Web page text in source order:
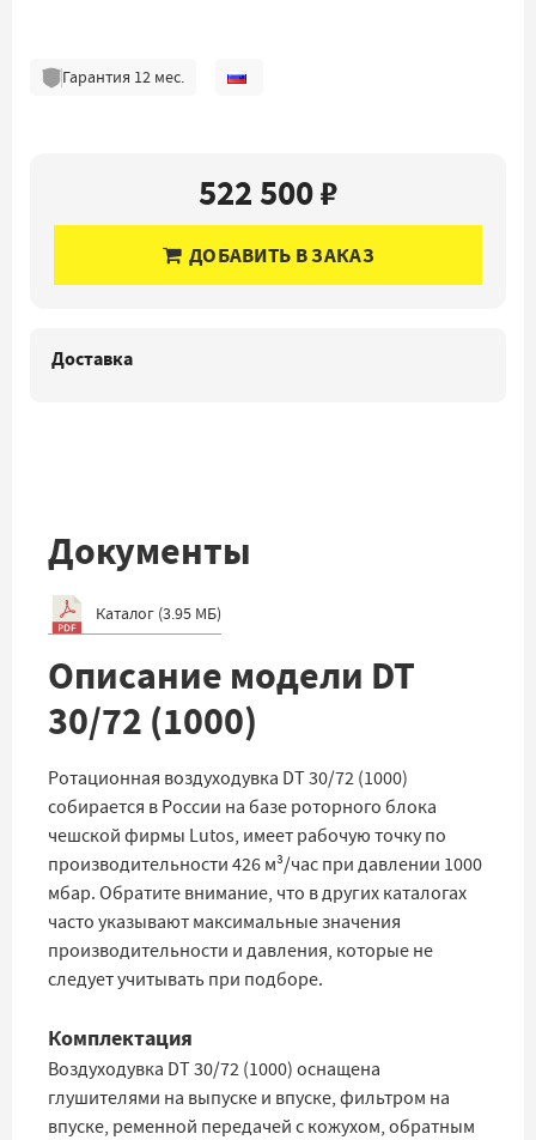
Гарантия 12мес.
522 500 ₽
ДОБАВИТЬ В ЗАКАЗ
Доставка
Документы
Каталог (3.95 МБ)
Описание модели DT
30/72 (1000)
Ротационная воздуходувка DT 30/72 (1000)
собирается в России на базе роторного блока
чешской фирмы Lutos, имеет рабочую точку по
производительности 426 м³/час при давлении 1000
мбар. Обратите внимание, что в других каталогах
часто указывают максимальные значения
производительности и давления, которые не
следует учитывать при подборе.
Комплектация
Воздуходувка DT 30/72 (1000) оснащена
глушителями на выпуске и впуске, фильтром на
впуске, ременной передачей с кожухом, обратным